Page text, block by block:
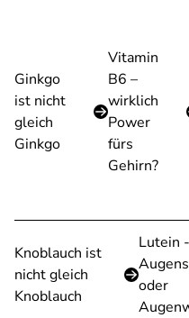
Ginkgo
ist nicht
gleich
Ginkgo
Vitamin
B6 –
wirklich
Power
fürs
Gehirn?
Knoblauch ist
nicht gleich
Knoblauch
Lutein -
oder